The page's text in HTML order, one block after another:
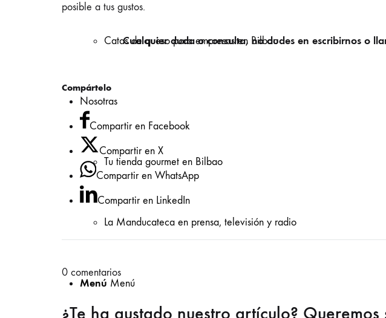
Catas de queso para empresas en Bilbao
Nosotras
Tu tienda gourmet en Bilbao
La Manducateca en prensa, televisión y radio
Menú Menú
posible a tus gustos.
Cualquier duda o consulta, no dudes en escribirnos o
Compártelo
Compartir en Facebook
Compartir en X
Compartir en WhatsApp
Compartir en LinkedIn
0 comentarios
¿Te ha gustado nuestro artículo?